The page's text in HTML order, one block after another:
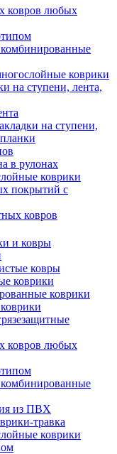
ковров любых
коврики
на ступени, лента,
на ступени,
в рулонах
коврики
покрытий с
ковров
и ковры
ковры
коврики
коврики
ковров любых
из ПВХ
травка
коврики